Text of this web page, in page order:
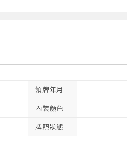
領牌年月
內裝顏色
牌照狀態